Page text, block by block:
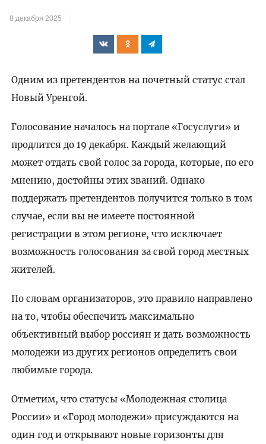
8 декабря 2025
Одним из претендентов на почетный статус стал
Новый Уренгой.
Голосование началось на портале «Госуслуги» и
продлится до 19 декабря. Каждый желающий
может отдать свой голос за города, которые, по его
мнению, достойны этих званий. Однако
поддержать претендентов получится только в том
случае, если вы не имеете постоянной
регистрации в этом регионе, что исключает
возможность голосования за свой город местных
жителей.
По словам организаторов, это правило направлено
на то, чтобы обеспечить максимально
объективный выбор россиян и дать возможность
молодежи из других регионов определить свои
любимые города.
Отметим, что статусы «Молодежная столица
России» и «Город молодежи» присуждаются на
один год и открывают новые горизонты для